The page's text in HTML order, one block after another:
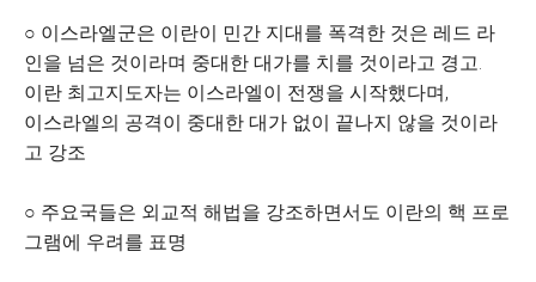
○ 이스라엘군은 이란이 민간 지대를 폭격한 것은 레드 라
인을 넘은 것이라며 중대한 대가를 치를 것이라고 경고.
이란 최고지도자는 이스라엘이 전쟁을 시작했다며,
이스라엘의 공격이 중대한 대가 없이 끝나지 않을 것이라
고 강조
○ 주요국들은 외교적 해법을 강조하면서도 이란의 핵 프로
그램에 우려를 표명